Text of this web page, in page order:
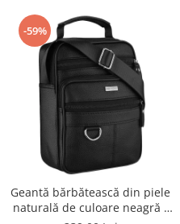
-59%
Geantă bărbătească din piele
naturală de culoare neagră -